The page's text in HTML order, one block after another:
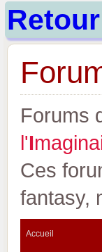
Forums
l'I
Ces
fantasy,
Accueil